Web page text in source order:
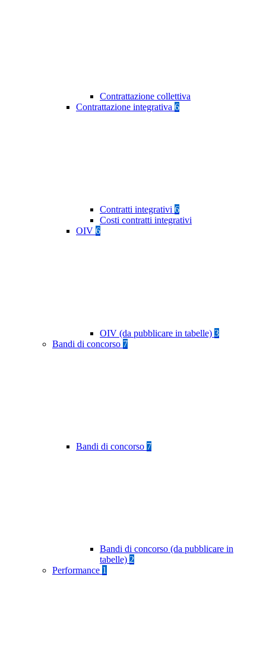
Contrattazione collettiva
Contrattazione integrativa 6
Contratti integrativi 6
Costi contratti integrativi
OIV 6
OIV (da pubblicare in tabelle) 3
Bandi di concorso 7
Bandi di concorso 7
Bandi di concorso (da pubblicare in
tabelle) 2
Performance 1